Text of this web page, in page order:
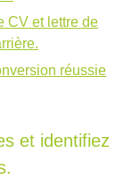
CV et lettre de
réussie
et identifiez